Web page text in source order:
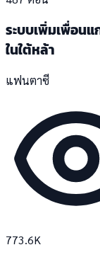
ระบบเพิ่มเพื่อน
ในใต้หล้า
แฟนตาซี
773.6K